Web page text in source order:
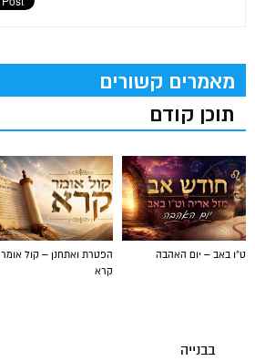
מאמרים קשורים
תוכן קודם
הפטרת ואתחנן – קול אומר
קרא
ט"ו באב – יום האהבה
בבנייה